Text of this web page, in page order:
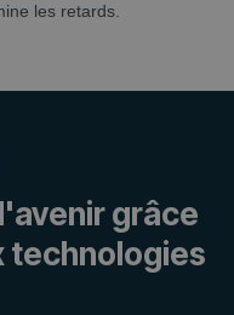
les retards.
grâce
technologies